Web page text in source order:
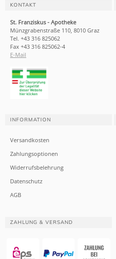
KONTAKT
St. Franziskus - Apotheke
Münzgrabenstraße 110, 8010 Graz
Tel. +43 316 825062
Fax +43 316 825062-4
E-Mail
INFORMATION
Versandkosten
Zahlungsoptionen
Widerrufsbelehrung
Datenschutz
AGB
ZAHLUNG & VERSAND